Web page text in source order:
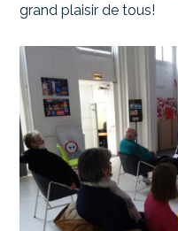
grand plaisir de tous!